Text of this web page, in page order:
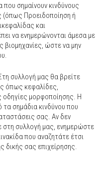
σημαίνουν κινδύνους
(όπως Προειδοποίηση ή
και
να ενημερώνονται άμεσα με
βιομηχανίες, ώστε να μην
συλλογή μας θα βρείτε
όπως κεφαλίδες,
οδηγίες μορφοποίησης. Η
σημάδια κινδύνου που
σας. Αν δεν
στη συλλογή μας, ενημερώστε
που αναζητάτε έτσι
δικής σας επιχείρησης.